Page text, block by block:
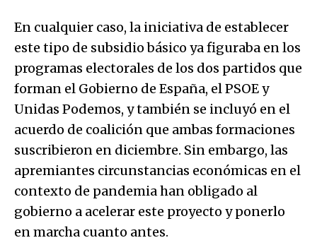
En cualquier caso, la iniciativa de establecer
este tipo de subsidio básico ya figuraba en los
programas electorales de los dos partidos que
forman el Gobierno de España, el PSOE y
Unidas Podemos, y también se incluyó en el
acuerdo de coalición que ambas formaciones
suscribieron en diciembre. Sin embargo, las
apremiantes circunstancias económicas en el
contexto de pandemia han obligado al
gobierno a acelerar este proyecto y ponerlo
en marcha cuanto antes.